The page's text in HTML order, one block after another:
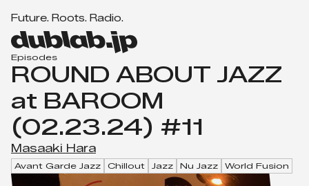
Future. Roots. Radio.
d
b
a
b.
j
Episodes
ROUND ABOUT JAZZ
at BAROOM
(02.23.24) #11
Masaaki Hara
Avant Garde Jazz Chillout Jazz Nu Jazz World Fusion